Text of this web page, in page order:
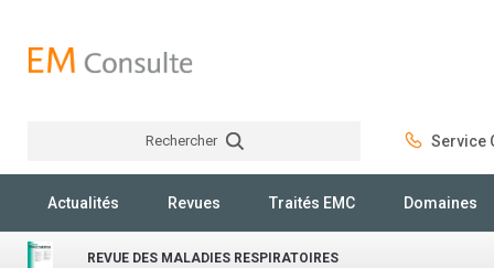
Rechercher Service
Actualités Revues Traités EMC Domaines
REVUE DES MALADIES RESPIRATOIRES